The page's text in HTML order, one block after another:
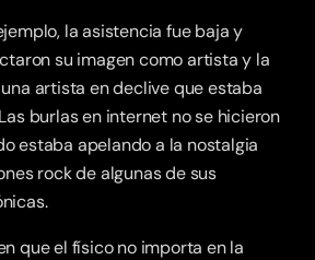
la asistencia fue baja y
su imagen como artista y la
artista en declive que estaba
burlas en internet no se hicieron
estaba apelando a la nostalgia
rock de algunas de sus
que el físico no importa en la